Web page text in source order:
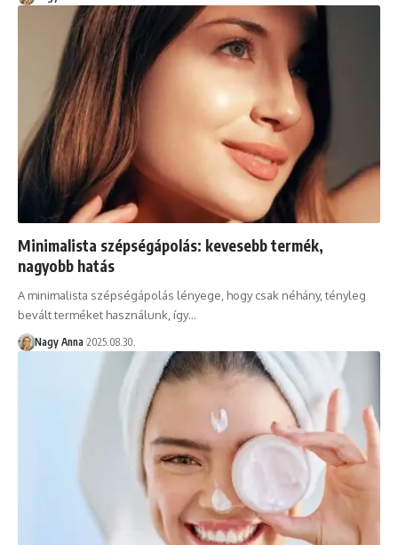
Minimalista szépségápolás: kevesebb termék,
nagyobb hatás
A minimalista szépségápolás lényege, hogy csak néhány, tényleg
bevált terméket használunk, így…
Nagy Anna 2025.08.30.